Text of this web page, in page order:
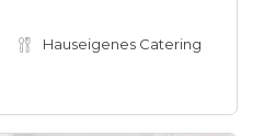
Hauseigenes Catering